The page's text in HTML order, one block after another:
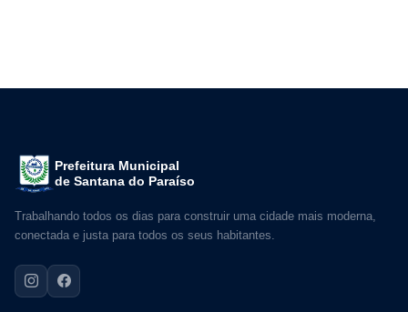
Prefeitura Municipal
de Santana do Paraíso
Trabalhando todos os dias para construir uma cidade mais moderna,
conectada e justa para todos os seus habitantes.